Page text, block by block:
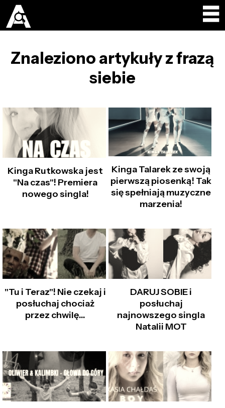
Znaleziono artykuły z frazą
siebie
Kinga Rutkowska jest
"Na czas"! Premiera
nowego singla!
Kinga Talarek ze swoją
pierwszą piosenką! Tak
się spełniają muzyczne
marzenia!
"Tu i Teraz"! Nie czekaj i
posłuchaj chociaż
przez chwilę…
DARUJ SOBIE i
posłuchaj
najnowszego singla
Natalii MOT